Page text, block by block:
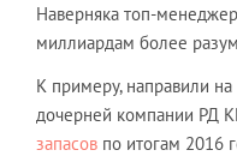
Наверняка топ-
миллиардам более
К примеру, направили на
дочерней компании РД
запасов по итогам 2016